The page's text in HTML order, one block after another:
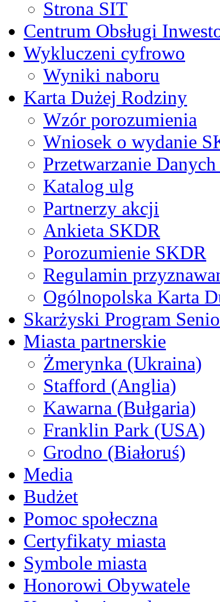
Strona SIT
Centrum Obsługi
Wykluczeni cyfrowo
Wyniki naboru
Karta Dużej Rodziny
Wzór porozumienia
Wniosek o wydanie
Przetwarzanie
Katalog ulg
Partnerzy akcji
Ankieta SKDR
Porozumienie SKDR
Regulamin
Ogólnopolska Karta
Skarżyski Program
Miasta partnerskie
Żmerynka (Ukraina)
Stafford (Anglia)
Kawarna (Bułgaria)
Franklin Park (USA)
Grodno (Białoruś)
Media
Budżet
Pomoc społeczna
Certyfikaty miasta
Symbole miasta
Honorowi Obywatele